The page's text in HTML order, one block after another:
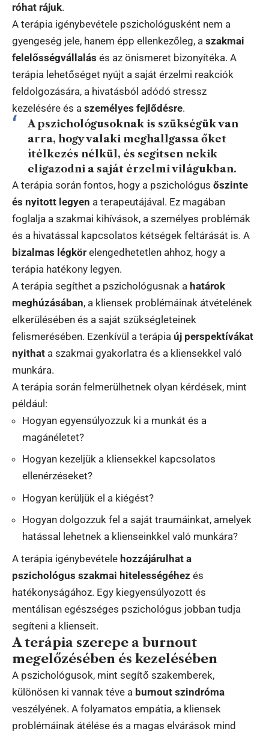
róhat rájuk.
A terápia igénybevétele pszichológusként nem a
gyengeség jele, hanem épp ellenkezőleg, a szakmai
felelősségvállalás és az önismeret bizonyítéka. A
terápia lehetőséget nyújt a saját érzelmi reakciók
feldolgozására, a hivatásból adódó stressz
kezelésére és a személyes fejlődésre.
A pszichológusoknak is szükségük van
arra, hogy valaki meghallgassa őket
ítélkezés nélkül, és segítsen nekik
eligazodni a saját érzelmi világukban.
A terápia során fontos, hogy a pszichológus őszinte
és nyitott legyen a terapeutájával. Ez magában
foglalja a szakmai kihívások, a személyes problémák
és a hivatással kapcsolatos kétségek feltárását is. A
bizalmas légkör elengedhetetlen ahhoz, hogy a
terápia hatékony legyen.
A terápia segíthet a pszichológusnak a határok
meghúzásában, a kliensek problémáinak átvételének
elkerülésében és a saját szükségleteinek
felismerésében. Ezenkívül a terápia új perspektívákat
nyithat a szakmai gyakorlatra és a kliensekkel való
munkára.
A terápia során felmerülhetnek olyan kérdések, mint
például:
Hogyan egyensúlyozzuk ki a munkát és a
magánéletet?
Hogyan kezeljük a kliensekkel kapcsolatos
ellenérzéseket?
Hogyan kerüljük el a kiégést?
Hogyan dolgozzuk fel a saját traumáinkat, amelyek
hatással lehetnek a klienseinkkel való munkára?
A terápia igénybevétele hozzájárulhat a
pszichológus szakmai hitelességéhez és
hatékonyságához. Egy kiegyensúlyozott és
mentálisan egészséges pszichológus jobban tudja
segíteni a klienseit.
A terápia szerepe a burnout
megelőzésében és kezelésében
A pszichológusok, mint segítő szakemberek,
különösen ki vannak téve a burnout szindróma
veszélyének. A folyamatos empátia, a kliensek
problémáinak átélése és a magas elvárások mind